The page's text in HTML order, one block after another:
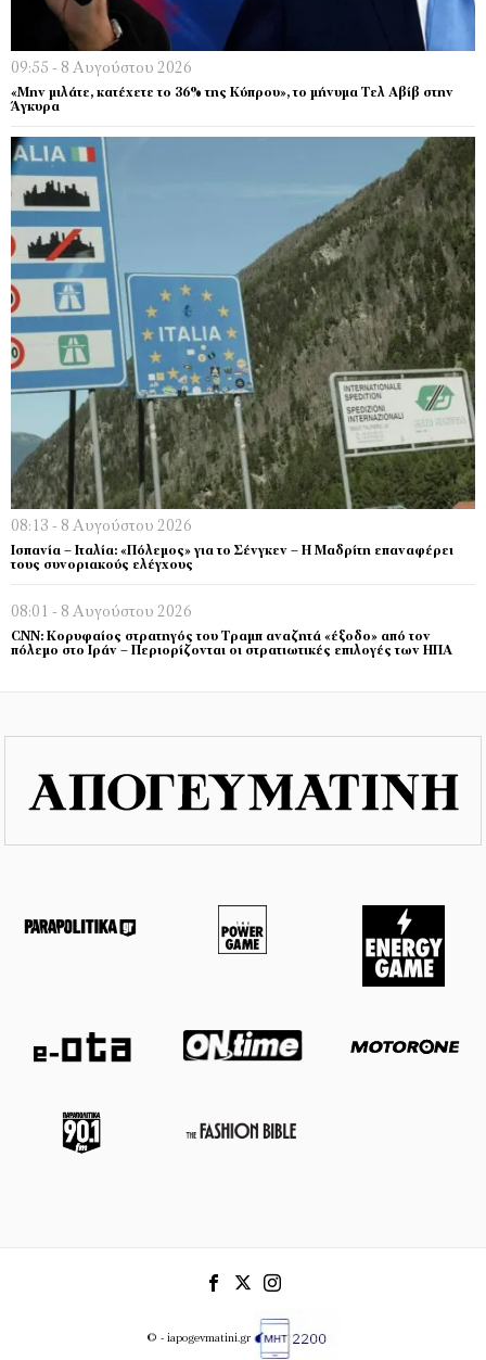
09:55 - 8 Αυγούστου 2026
«Μην μιλάτε, κατέχετε το 36% της Κύπρου», το μήνυμα Τελ Αβίβ στην
Άγκυρα
08:13 - 8 Αυγούστου 2026
Ισπανία – Ιταλία: «Πόλεμος» για το Σένγκεν – Η Μαδρίτη επαναφέρει
τους συνοριακούς ελέγχους
08:01 - 8 Αυγούστου 2026
CNN: Κορυφαίος στρατηγός του Τραμπ αναζητά «έξοδο» από τον
πόλεμο στο Ιράν – Περιορίζονται οι στρατιωτικές επιλογές των ΗΠΑ
© - iapogevmatini.gr